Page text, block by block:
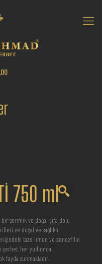
🔍
750 ml
bir serinlik ve doğal şifa dolu
ve doğal ve sağlıklı
taze limon ve zencefilin
şerbet, her yudumda
fayda sunmaktadır.